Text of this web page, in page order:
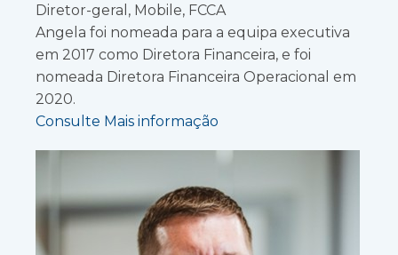
Diretor-geral, Mobile, FCCA
Angela foi nomeada para a equipa executiva
em 2017 como Diretora Financeira, e foi
nomeada Diretora Financeira Operacional em
2020.
Consulte Mais informação